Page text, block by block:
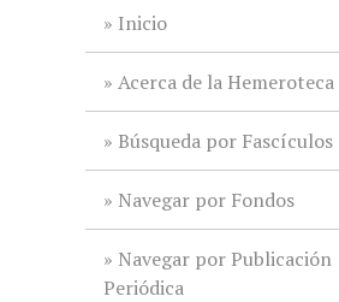
Inicio
Acerca de la Hemeroteca
Búsqueda por Fascículos
Navegar por Fondos
Navegar por Publicación
Periódica